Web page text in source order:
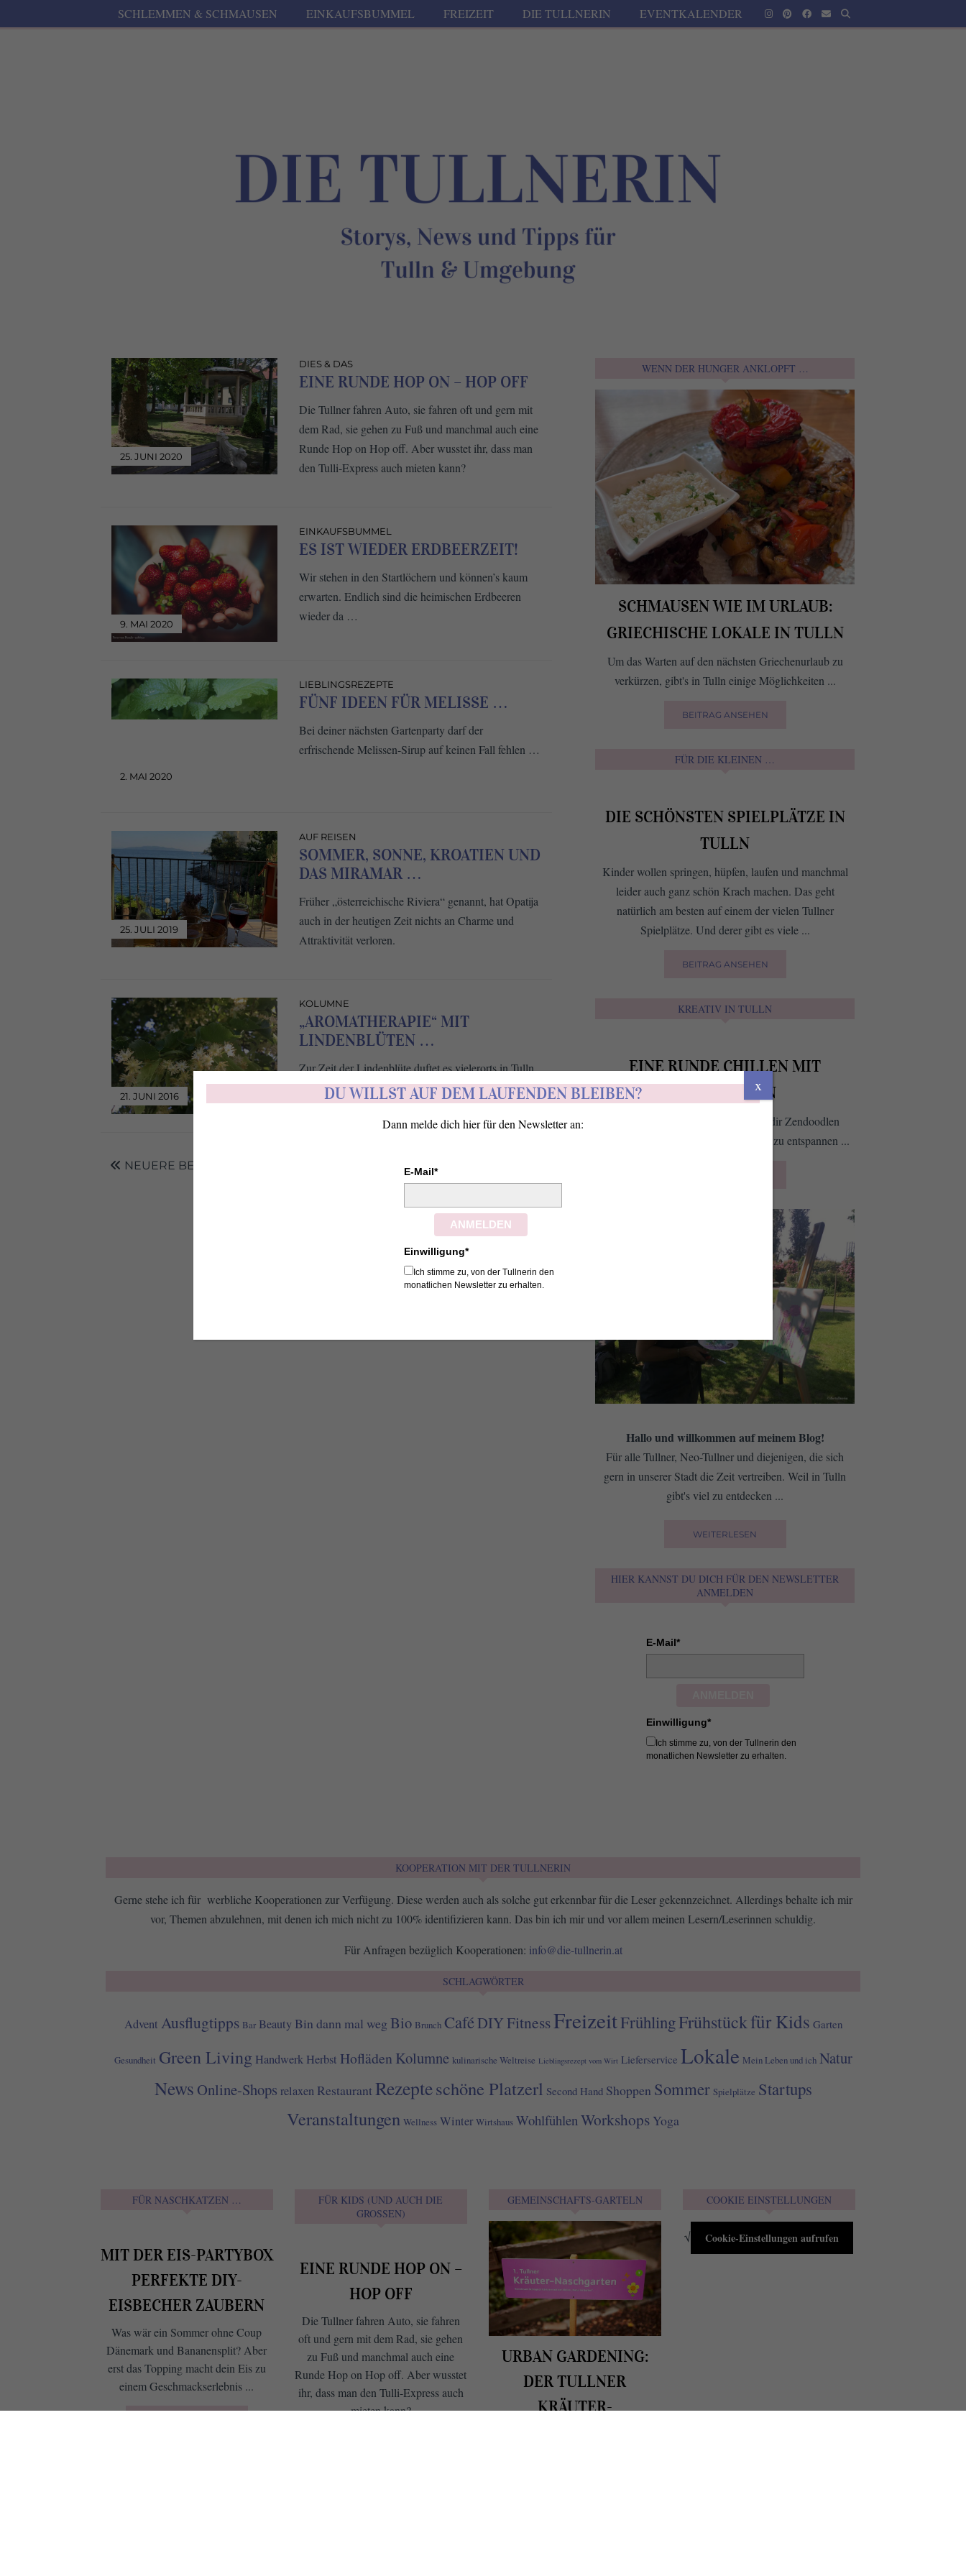
SCHLEMMEN & SCHMAUSEN EINKAUFSBUMMEL FREIZEIT DIE TULLNERIN EVENTKALENDER
25. JUNI 2020
DIES & DAS
EINE RUNDE HOP ON – HOP OFF
Die Tullner fahren Auto, sie fahren oft und gern mit
dem Rad, sie gehen zu Fuß und manchmal auch eine
Runde Hop on Hop off. Aber wusstet ihr, dass man
den Tulli-Express auch mieten kann?
9. MAI 2020
EINKAUFSBUMMEL
ES IST WIEDER ERDBEERZEIT!
Wir stehen in den Startlöchern und können’s kaum
erwarten. Endlich sind die heimischen Erdbeeren
wieder da …
2. MAI 2020
LIEBLINGSREZEPTE
FÜNF IDEEN FÜR MELISSE …
Bei deiner nächsten Gartenparty darf der
erfrischende Melissen-Sirup auf keinen Fall fehlen …
25. JULI 2019
AUF REISEN
SOMMER, SONNE, KROATIEN UND
DAS MIRAMAR …
Früher „österreichische Riviera“ genannt, hat Opatija
auch in der heutigen Zeit nichts an Charme und
Attraktivität verloren.
21. JUNI 2016
KOLUMNE
„AROMATHERAPIE“ MIT
LINDENBLÜTEN …
Zur Zeit der Lindenblüte duftet es vielerorts in Tulln.
NEUERE BEITRÄGE ÄLTERE BEITRÄGE
WENN DER HUNGER ANKLOPFT …
SCHMAUSEN WIE IM URLAUB:
GRIECHISCHE LOKALE IN TULLN
Um das Warten auf den nächsten Griechenurlaub zu
verkürzen, gibt's in Tulln einige Möglichkeiten ...
BEITRAG ANSEHEN
FÜR DIE KLEINEN …
DIE SCHÖNSTEN SPIELPLÄTZE IN
TULLN
Kinder wollen springen, hüpfen, laufen und manchmal
leider auch ganz schön Krach machen. Das geht
natürlich am besten auf einem der vielen Tullner
Spielplätze. Und derer gibt es viele ...
BEITRAG ANSEHEN
KREATIV IN TULLN
EINE RUNDE CHILLEN MIT
ZENDOODLEN
Wenn's mal wieder rund geht, hilft dir Zendoodlen
schnell, um dich wieder zu erden und zu entspannen ...
Hallo und willkommen auf meinem Blog!
Für alle Tullner, Neo-Tullner und diejenigen, die sich
gern in unserer Stadt die Zeit vertreiben. Weil in Tulln
gibt's viel zu entdecken ...
WEITERLESEN
HIER KANNST DU DICH FÜR DEN NEWSLETTER
ANMELDEN
E-Mail*
Einwilligung*
Ich stimme zu, von der Tullnerin den
monatlichen Newsletter zu erhalten.
KOOPERATION MIT DER TULLNERIN
Gerne stehe ich für werbliche Kooperationen zur Verfügung. Diese werden auch als solche gut erkennbar für die Leser gekennzeichnet. Allerdings behalte ich mir
vor, Themen abzulehnen, mit denen ich mich nicht zu 100% identifizieren kann. Das bin ich mir und vor allem meinen Lesern/Leserinnen schuldig.
Für Anfragen bezüglich Kooperationen: info@die-tullnerin.at
SCHLAGWÖRTER
Advent Ausflugtipps Bar Beauty Bin dann mal weg Bio Brunch CaféDIYFitnessFreizeitFrühlingFrühstückfür Kids Garten
Gesundheit Green Living Handwerk Herbst Hofläden Kolumne kulinarische Weltreise Lieblingsrezept vom Wirt Lieferservice Lokale Mein Leben und ich Natur
News Online-Shops relaxen Restaurant Rezepteschöne Platzerl Second Hand Shoppen Sommer Spielplätze Startups
Veranstaltungen Wellness Winter Wirtshaus Wohlfühlen Workshops Yoga
FÜR NASCHKATZEN …
MIT DER EIS-PARTYBOX
PERFEKTE DIY-
EISBECHER ZAUBERN
Was wär ein Sommer ohne Coup
Dänemark und Bananensplit? Aber
erst das Topping macht dein Eis zu
einem Geschmackserlebnis ...
FÜR KIDS (UND AUCH DIE
GROSSEN)
EINE RUNDE HOP ON –
HOP OFF
Die Tullner fahren Auto, sie fahren
oft und gern mit dem Rad, sie gehen
zu Fuß und manchmal auch eine
Runde Hop on Hop off. Aber wusstet
ihr, dass man den Tulli-Express auch
mieten kann?
GEMEINSCHAFTS-GARTELN
URBAN GARDENING:
DER TULLNER
KRÄUTER-
COOKIE EINSTELLUNGEN
√ Cookie-Einstellungen aufrufen
DU WILLST AUF DEM LAUFENDEN BLEIBEN?
Dann melde dich hier für den Newsletter an:
E-Mail*
ANMELDEN
Einwilligung*
Ich stimme zu, von der Tullnerin den
monatlichen Newsletter zu erhalten.
x